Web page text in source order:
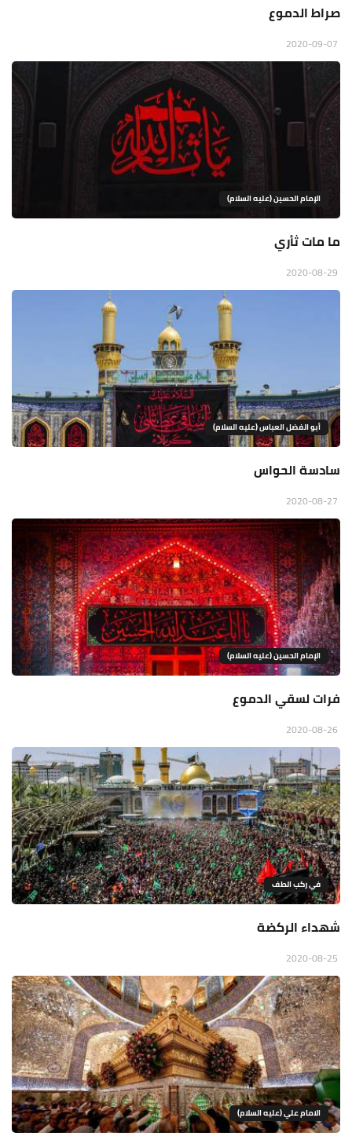
صراط الدموع
الإمام الحسين (عليه السلام)
ما مات ثأري
أبو الفضل العباس (عليه السلام)
سادسة الحواس
الإمام الحسين (عليه السلام)
فرات لسقي الدموع
في ركب الطف
شهداء الركضة
الامام علي (عليه السلام)